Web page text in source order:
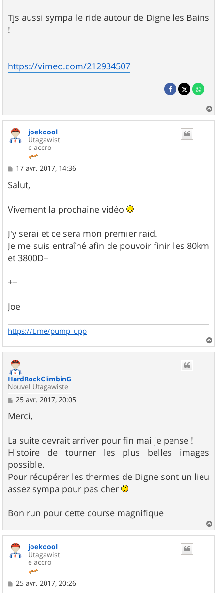
Tjs aussi sympa le ride autour de Digne les Bains
!
https://vimeo.com/212934507
a
joekoool
Utagawist
e accro
M
s
s
g
e
17 avr. 2017, 14:36
Salut,
Vivement la prochaine vidéo
J'y serai et ce sera mon premier raid.
Je me suis entraîné afin de pouvoir finir les 80km
et 3800D+
++
Joe
https://t.me/pump_upp
a
HardRockClimbinG
Nouvel Utagawiste
M
s
s
g
e
25 avr. 2017, 20:05
Merci,
La suite devrait arriver pour fin mai je pense !
Histoire de tourner les plus belles images
possible.
Pour récupérer les thermes de Digne sont un lieu
assez sympa pour pas cher
Bon run pour cette course magnifique
a
joekoool
Utagawist
e accro
M
25 avr. 2017, 20:26